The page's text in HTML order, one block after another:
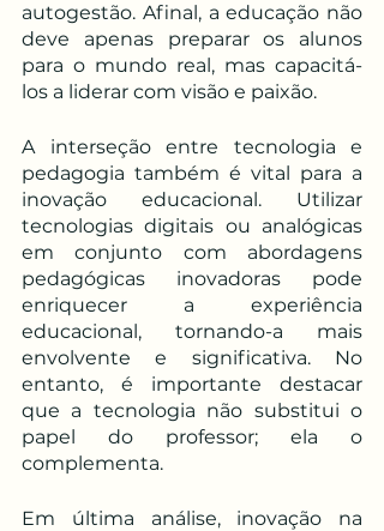
autogestão. Afinal, a educação não
deve apenas preparar os alunos
para o mundo real, mas capacitá-
los a liderar com visão e paixão.
A interseção entre tecnologia e
pedagogia também é vital para a
inovação educacional. Utilizar
tecnologias digitais ou analógicas
em conjunto com abordagens
pedagógicas inovadoras pode
enriquecer a experiência
educacional, tornando-a mais
envolvente e significativa. No
entanto, é importante destacar
que a tecnologia não substitui o
papel do professor; ela o
complementa.
Em última análise, inovação na